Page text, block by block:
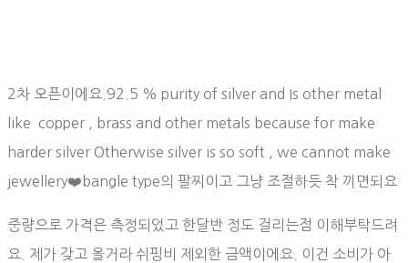
2차 오픈이에요.92.5 % purity of silver and Is other metal
like copper , brass and other metals because for make
harder silver Otherwise silver is so soft , we cannot make
jewellery❤️bangle type의 팔찌이고 그냥 조절하듯 착 끼면되요
중량으로 가격은 측정되었고 한달반 정도 걸리는점 이해부탁드려
요. 제가 갖고 올거라 쉬핑비 제외한 금액이에요. 이건 소비가 아